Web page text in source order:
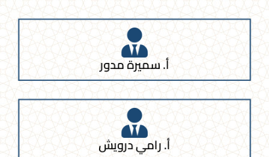
أ. سميرة مدور
أ. رامي درويش